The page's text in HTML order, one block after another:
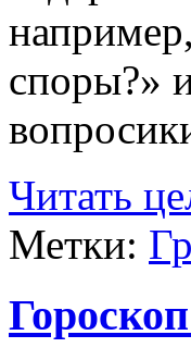
споры?»
Читать
Метки: